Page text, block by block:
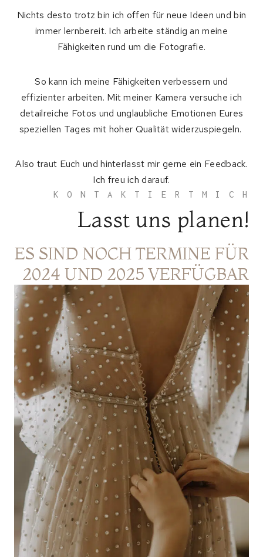
Nichts desto trotz bin ich offen für neue Ideen und bin
immer lernbereit. Ich arbeite ständig an meine
Fähigkeiten rund um die Fotografie.
So kann ich meine Fähigkeiten verbessern und
effizienter arbeiten. Mit meiner Kamera versuche ich
detailreiche Fotos und unglaubliche Emotionen Eures
speziellen Tages mit hoher Qualität widerzuspiegeln.
Also traut Euch und hinterlasst mir gerne ein Feedback.
Ich freu ich darauf.
K O N T A K T I E R T M I C H
Lasst uns planen!
ES SIND NOCH TERMINE FÜR
2024 UND 2025 VERFÜGBAR